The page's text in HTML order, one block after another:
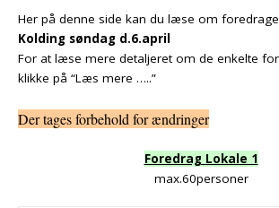
Her på denne side kan du læse om
Kolding søndag d.6.april
For at læse mere detaljeret om de enkelte
klikke på “Læs mere …..”
Der tages forbehold for ændringer
Foredrag Lokale 1
max.60personer